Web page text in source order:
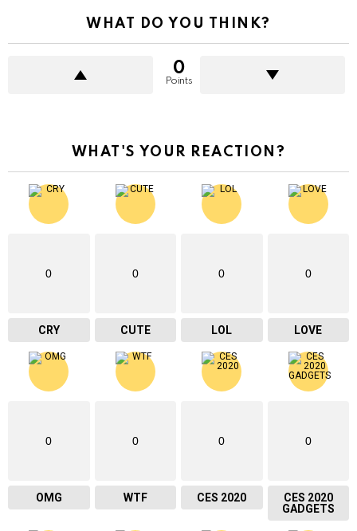
WHAT DO YOU THINK?
0
Points
WHAT'S YOUR REACTION?
0
CRY
0
CUTE
0
LOL
0
LOVE
0
OMG
0
WTF
0
CES 2020
0
CES 2020
GADGETS